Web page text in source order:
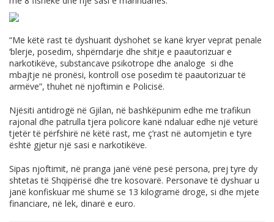
“Me këtë rast të dyshuarit dyshohet se kanë kryer veprat penale
‘blerje, posedim, shpërndarje dhe shitje e paautorizuar e
narkotikëve, substancave psikotrope dhe analoge si dhe
mbajtje në pronësi, kontroll ose posedim të paautorizuar të
armëve”, thuhet në njoftimin e Policisë.
Njësiti antidrogë në Gjilan, në bashkëpunim edhe me trafikun
rajonal dhe patrulla tjera policore kanë ndaluar edhe një veturë
tjetër të përfshirë në këtë rast, me ç’rast në automjetin e tyre
është gjetur një sasi e narkotikëve.
Sipas njoftimit, në pranga janë vënë pesë persona, prej tyre dy
shtetas të Shqipërisë dhe tre kosovarë. Personave të dyshuar u
janë konfiskuar më shumë se 13 kilogramë drogë, si dhe mjete
financiare, në lek, dinarë e euro.